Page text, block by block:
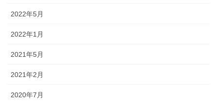
2022年5月
2022年1月
2021年5月
2021年2月
2020年7月